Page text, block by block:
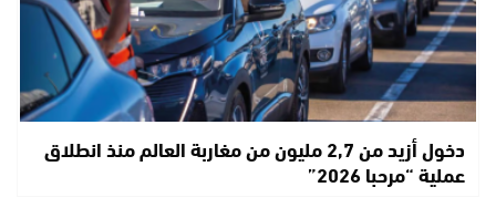
دخول أزيد من 2,7 مليون من مغاربة العالم منذ انطلاق
عملية “مرحبا 2026”